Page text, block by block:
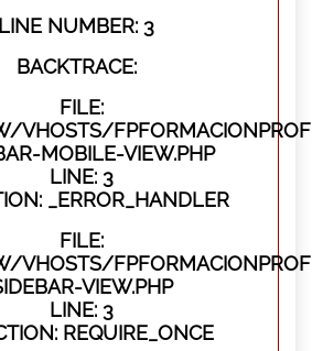
LINE NUMBER: 3
BACKTRACE:
FILE:
MOBILE-VIEW.PHP
LINE: 3
_ERROR_HANDLER
FILE:
VIEW.PHP
LINE: 3
REQUIRE_ONCE